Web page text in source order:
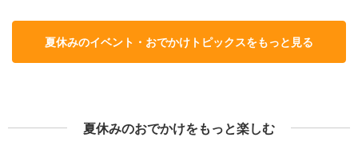
夏休みのイベント・おでかけトピックスをもっと見る
夏休みのおでかけをもっと楽しむ